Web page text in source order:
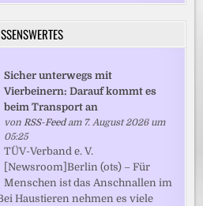
Sicher unterwegs mit
Vierbeinern: Darauf kommt es
beim Transport an
vonRSS-Feedam 7. August 2026 um
05:25
TÜV-Verband e. V.
[Newsroom]Berlin (ots) – Für
Menschen ist das Anschnallen im
Haustieren nehmen es viele